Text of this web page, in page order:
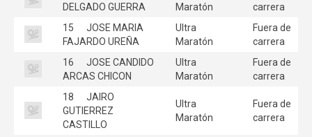
DELGADO GUERRA
Maratón
carrera
15
JOSE MARIA
FAJARDO UREÑA
Ultra
Maratón
Fuera de
carrera
16
JOSE CANDIDO
ARCAS CHICON
Ultra
Maratón
Fuera de
carrera
18
JAIRO
GUTIERREZ
CASTILLO
Ultra
Maratón
Fuera de
carrera